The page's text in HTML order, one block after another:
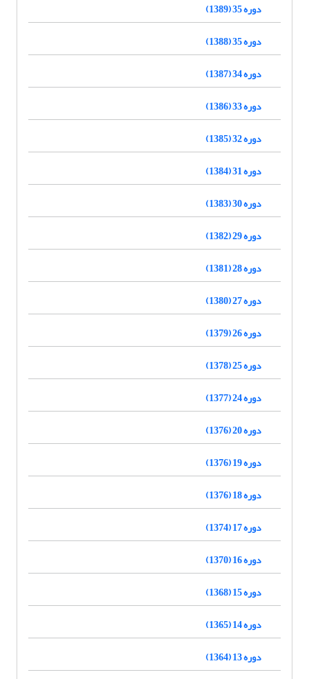
دوره 35 (1389)
دوره 35 (1388)
دوره 34 (1387)
دوره 33 (1386)
دوره 32 (1385)
دوره 31 (1384)
دوره 30 (1383)
دوره 29 (1382)
دوره 28 (1381)
دوره 27 (1380)
دوره 26 (1379)
دوره 25 (1378)
دوره 24 (1377)
دوره 20 (1376)
دوره 19 (1376)
دوره 18 (1376)
دوره 17 (1374)
دوره 16 (1370)
دوره 15 (1368)
دوره 14 (1365)
دوره 13 (1364)